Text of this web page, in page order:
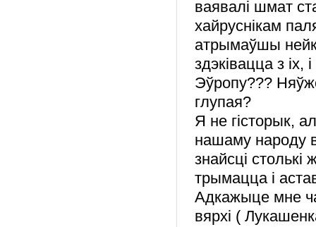
ваявалі шмат
хайруснікам
атрымаўшы
здэківацца з іх,
Эўропу???
глупая?
Я не гісторык,
нашаму народу
знайсці
трымацца і
Адкажыце мне
вярхі (